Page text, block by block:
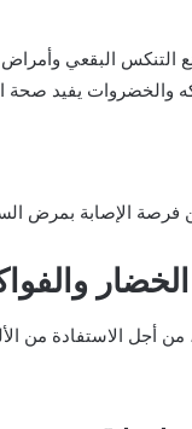
التنكس البقعي
والخضروات يفيد صحة
الإصابة بمرض
أجل الاستفادة من